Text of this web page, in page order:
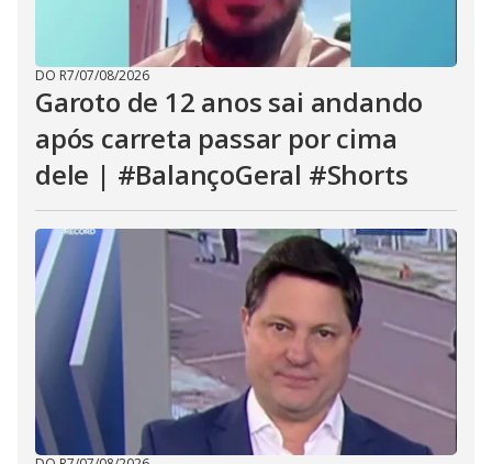
DO R7/07/08/2026
Garoto de 12 anos sai andando
após carreta passar por cima
dele | #BalançoGeral #Shorts